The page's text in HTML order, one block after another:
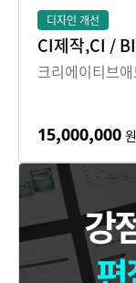
디자인 개선
CI제작,CI /
크리에이티브
15,000,000 원